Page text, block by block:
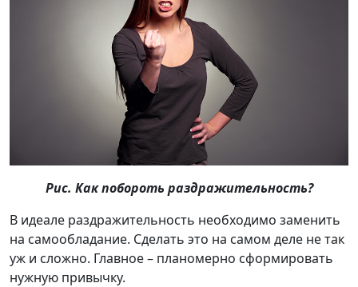
Рис. Как побороть раздражительность?
В идеале раздражительность необходимо заменить
на самообладание. Сделать это на самом деле не так
уж и сложно. Главное – планомерно сформировать
нужную привычку.